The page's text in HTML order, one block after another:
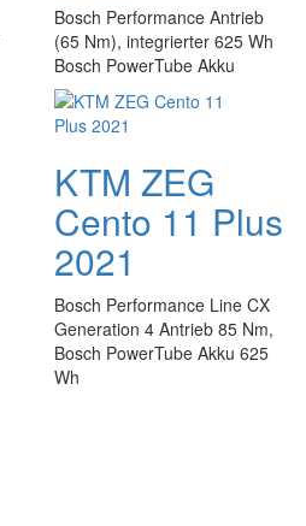
Bosch Performance Antrieb
(65 Nm), integrierter 625 Wh
Bosch PowerTube Akku
KTM ZEG
Cento 11 Plus
2021
Bosch Performance Line CX
Generation 4 Antrieb 85 Nm,
Bosch PowerTube Akku 625
Wh